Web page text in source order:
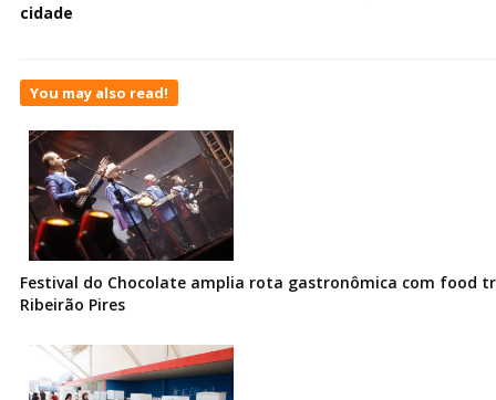
cidade
You may also read!
Festival do Chocolate amplia rota gastronômica com food
Ribeirão Pires